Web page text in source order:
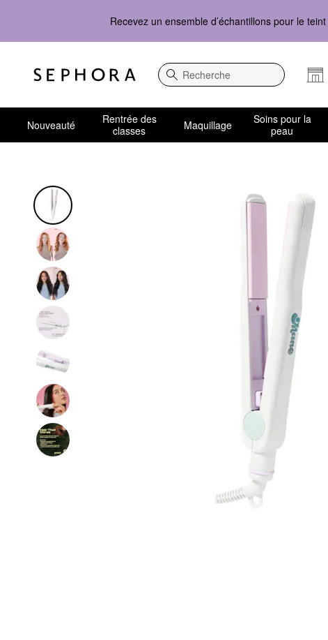
Recevez un ensemble d’échantillons pour le teint
Recherche
Nouveauté
Rentrée des
classes
Maquillage
Soins pour la
peau